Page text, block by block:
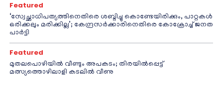
Featured
‘സ്വേച്ഛാധിപത്യത്തിനെതിരെ ശബ്ദിച്ചു കൊണ്ടേയിരിക്കും, പാറ്റകൾ
ഒരിക്കലും മരിക്കില്ല’; കേന്ദ്രസർക്കാരിനെതിരെ കോക്രോച്ച് ജനത
പാർട്ടി
Featured
മുതലപൊഴിയിൽ വീണ്ടും അപകടം; തിരയിൽപ്പെട്ട്
മത്സ്യത്തൊഴിലാളി കടലിൽ വീണു